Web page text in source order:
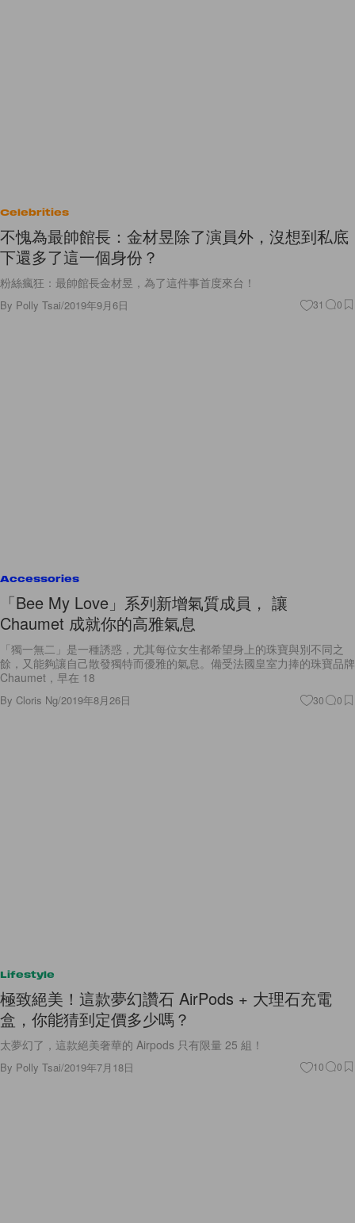
Celebrities
不愧為最帥館長：金材昱除了演員外，沒想到私底
下還多了這一個身份？
粉絲瘋狂：最帥館長金材昱，為了這件事首度來台！
By Polly Tsai/2019年9月6日 31 0
Accessories
「Bee My Love」系列新增氣質成員， 讓
Chaumet 成就你的高雅氣息
「獨一無二」是一種誘惑，尤其每位女生都希望身上的珠寶與別不同之
餘，又能夠讓自己散發獨特而優雅的氣息。備受法國皇室力捧的珠寶品牌
Chaumet，早在 18
By Cloris Ng/2019年8月26日 30 0
Lifestyle
極致絕美！這款夢幻讚石 AirPods + 大理石充電
盒，你能猜到定價多少嗎？
太夢幻了，這款絕美奢華的 Airpods 只有限量 25 組！
By Polly Tsai/2019年7月18日 10 0